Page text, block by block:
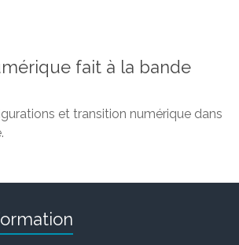
fait à la bande
et transition numérique dans